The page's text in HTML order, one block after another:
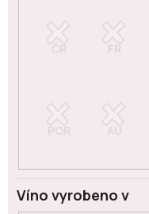
Víno vyrobeno v